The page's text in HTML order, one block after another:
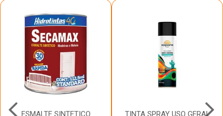
ESMALTE SINTETICO TINTA SPRAY USO GERAL